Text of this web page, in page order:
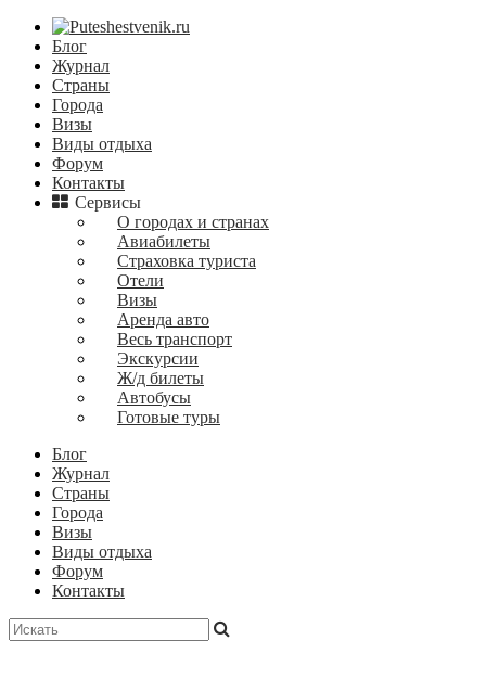
Блог
Журнал
Страны
Города
Визы
Виды отдыха
Форум
Контакты
Сервисы
О городах и странах
Авиабилеты
Страховка туриста
Отели
Визы
Аренда авто
Весь транспорт
Экскурсии
Ж/д билеты
Автобусы
Готовые туры
Блог
Журнал
Страны
Города
Визы
Виды отдыха
Форум
Контакты